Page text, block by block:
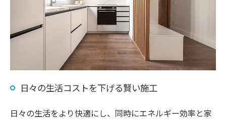
日々の生活コストを下げる賢い施工
日々の生活をより快適にし、同時にエネルギー効率と家